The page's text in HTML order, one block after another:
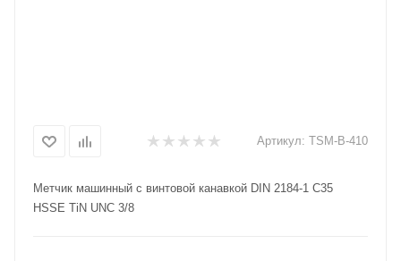
Артикул: TSM-B-410
Метчик машинный с винтовой канавкой DIN 2184-1 C35
HSSE TiN UNC 3/8